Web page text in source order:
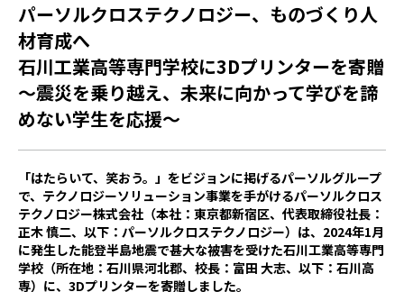
パーソルクロステクノロジー、ものづくり人
材育成へ
石川工業高等専門学校に3Dプリンターを寄贈
～震災を乗り越え、未来に向かって学びを諦
めない学生を応援～
「はたらいて、笑おう。」をビジョンに掲げるパーソルグループ
で、テクノロジーソリューション事業を手がけるパーソルクロス
テクノロジー株式会社（本社：東京都新宿区、代表取締役社長：
正木 慎二、以下：パーソルクロステクノロジー）は、2024年1月
に発生した能登半島地震で甚大な被害を受けた石川工業高等専門
学校（所在地：石川県河北郡、校長：富田 大志、以下：石川高
専）に、3Dプリンターを寄贈しました。